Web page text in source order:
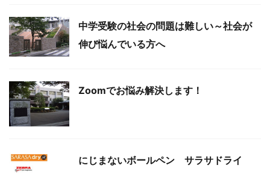
中学受験の社会の問題は難しい～社会が
伸び悩んでいる方へ
Zoomでお悩み解決します！
にじまないボールペン サラサドライ